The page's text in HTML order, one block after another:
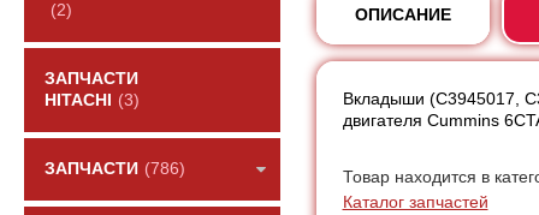
(2)
ЗАПЧАСТИ
HITACHI
(3)
ЗАПЧАСТИ (786)
ОПИСАНИЕ
Вкладыши (C3945017,
двигателя Cummins
Товар находится в
Каталог запчастей